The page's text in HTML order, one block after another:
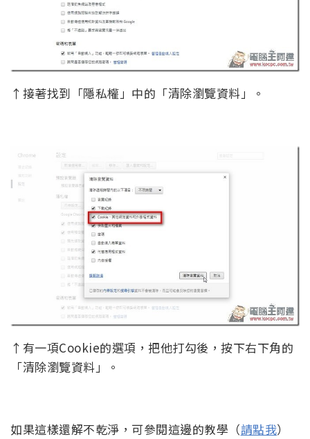
↑接著找到「隱私權」中的「清除瀏覽資料」。
↑有一項Cookie的選項，把他打勾後，按下右下角的
「清除瀏覽資料」。
如果這樣還解不乾淨，可參閱這邊的教學（請點我）